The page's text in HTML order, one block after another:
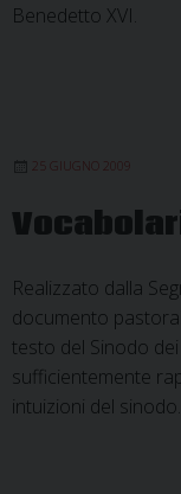
Benedetto XVI.
25 GIUGNO 2009
Realizzato dalla
documento
testo del Sinodo
sufficientemente
intuizioni del sinodo.